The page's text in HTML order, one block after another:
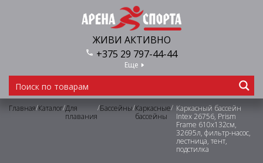
ЖИВИ АКТИВНО
+375 29 797-44-44
Еще
Главная/Каталог/Для
плавания
/Бассейны/Каркасные
бассейны
/ Каркасный бассейн
Intex 26756, Prism
Frame 610х132см,
32695л, фильтр-насос,
лестница, тент,
подстилка